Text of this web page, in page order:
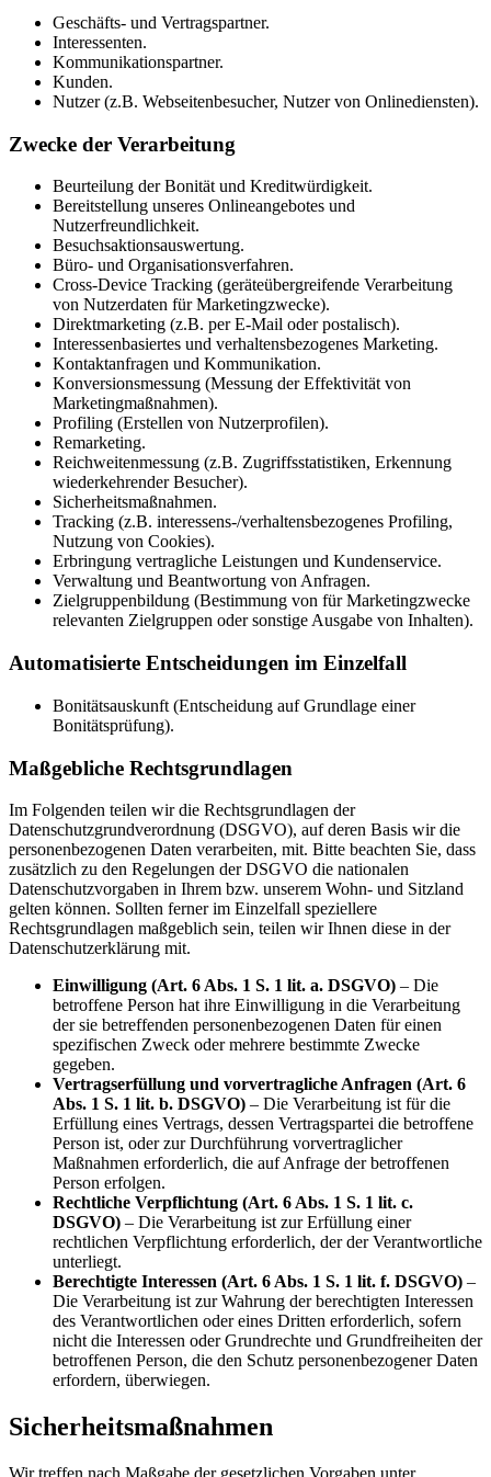
Geschäfts- und Vertragspartner.
Interessenten.
Kommunikationspartner.
Kunden.
Nutzer (z.B. Webseitenbesucher, Nutzer von Onlinediensten).
Zwecke der Verarbeitung
Beurteilung der Bonität und Kreditwürdigkeit.
Bereitstellung unseres Onlineangebotes und
Nutzerfreundlichkeit.
Besuchsaktionsauswertung.
Büro- und Organisationsverfahren.
Cross-Device Tracking (geräteübergreifende Verarbeitung
von Nutzerdaten für Marketingzwecke).
Direktmarketing (z.B. per E-Mail oder postalisch).
Interessenbasiertes und verhaltensbezogenes Marketing.
Kontaktanfragen und Kommunikation.
Konversionsmessung (Messung der Effektivität von
Marketingmaßnahmen).
Profiling (Erstellen von Nutzerprofilen).
Remarketing.
Reichweitenmessung (z.B. Zugriffsstatistiken, Erkennung
wiederkehrender Besucher).
Sicherheitsmaßnahmen.
Tracking (z.B. interessens-/verhaltensbezogenes Profiling,
Nutzung von Cookies).
Erbringung vertragliche Leistungen und Kundenservice.
Verwaltung und Beantwortung von Anfragen.
Zielgruppenbildung (Bestimmung von für Marketingzwecke
relevanten Zielgruppen oder sonstige Ausgabe von Inhalten).
Automatisierte Entscheidungen im Einzelfall
Bonitätsauskunft (Entscheidung auf Grundlage einer
Bonitätsprüfung).
Maßgebliche Rechtsgrundlagen
Im Folgenden teilen wir die Rechtsgrundlagen der
Datenschutzgrundverordnung (DSGVO), auf deren Basis wir die
personenbezogenen Daten verarbeiten, mit. Bitte beachten Sie, dass
zusätzlich zu den Regelungen der DSGVO die nationalen
Datenschutzvorgaben in Ihrem bzw. unserem Wohn- und Sitzland
gelten können. Sollten ferner im Einzelfall speziellere
Rechtsgrundlagen maßgeblich sein, teilen wir Ihnen diese in der
Datenschutzerklärung mit.
Einwilligung (Art. 6 Abs. 1 S. 1 lit. a. DSGVO) – Die
betroffene Person hat ihre Einwilligung in die Verarbeitung
der sie betreffenden personenbezogenen Daten für einen
spezifischen Zweck oder mehrere bestimmte Zwecke
gegeben.
Vertragserfüllung und vorvertragliche Anfragen (Art. 6
Abs. 1 S. 1 lit. b. DSGVO) – Die Verarbeitung ist für die
Erfüllung eines Vertrags, dessen Vertragspartei die betroffene
Person ist, oder zur Durchführung vorvertraglicher
Maßnahmen erforderlich, die auf Anfrage der betroffenen
Person erfolgen.
Rechtliche Verpflichtung (Art. 6 Abs. 1 S. 1 lit. c.
DSGVO) – Die Verarbeitung ist zur Erfüllung einer
rechtlichen Verpflichtung erforderlich, der der Verantwortliche
unterliegt.
Berechtigte Interessen (Art. 6 Abs. 1 S. 1 lit. f. DSGVO) –
Die Verarbeitung ist zur Wahrung der berechtigten Interessen
des Verantwortlichen oder eines Dritten erforderlich, sofern
nicht die Interessen oder Grundrechte und Grundfreiheiten der
betroffenen Person, die den Schutz personenbezogener Daten
erfordern, überwiegen.
Sicherheitsmaßnahmen
Wir treffen nach Maßgabe der gesetzlichen Vorgaben unter